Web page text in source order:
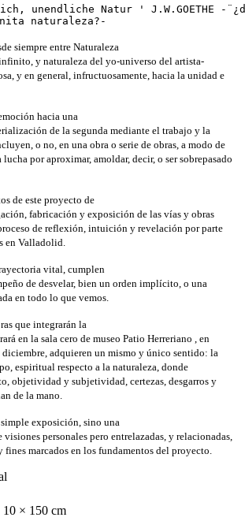
unendliche Natur ' J.W.GOETHE -
naturaleza?-
siempre entre Naturaleza
y naturaleza del yo-universo del artista-
y en general, infructuosamente, hacia la unidad e
hacia una
de la segunda mediante el trabajo y la
o no, en una obra o serie de obras, a modo de
por aproximar, amoldar, decir, o ser sobrepasado
de este proyecto de
fabricación y exposición de las vías y obras
de reflexión, intuición y revelación por parte
en Valladolid.
vital, cumplen
de desvelar, bien un orden implícito, o una
en todo lo que vemos.
que integrarán la
en la sala cero de museo Patio Herreriano , en
adquieren un mismo y único sentido: la
espiritual respecto a la naturaleza, donde
objetividad y subjetividad, certezas, desgarros y
de la mano.
exposición, sino una
visiones personales pero entrelazadas, y relacionadas,
fines marcados en los fundamentos del proyecto.
10 × 150 cm